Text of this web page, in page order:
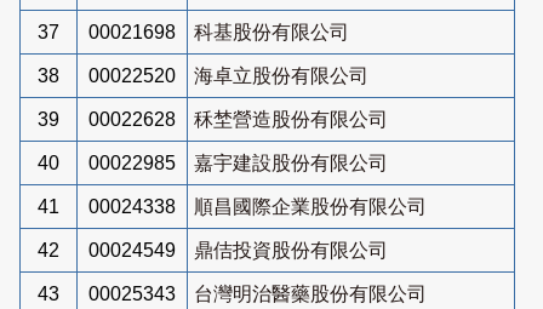
37 00021698 科基股份有限公司
38 00022520 海卓立股份有限公司
39 00022628 秝埜營造股份有限公司
40 00022985 嘉宇建設股份有限公司
41 00024338 順昌國際企業股份有限公司
42 00024549 鼎佶投資股份有限公司
43 00025343 台灣明治醫藥股份有限公司